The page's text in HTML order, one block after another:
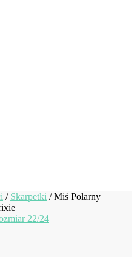
/ Skarpetki /Miś Polarny